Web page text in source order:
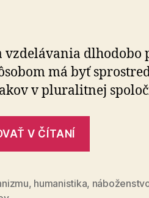
nárok
na
humanistické
vzdelávanie
vzdelávania
má byť
v pluralitnej
V ČÍTANÍ
nárok
, humanistika,